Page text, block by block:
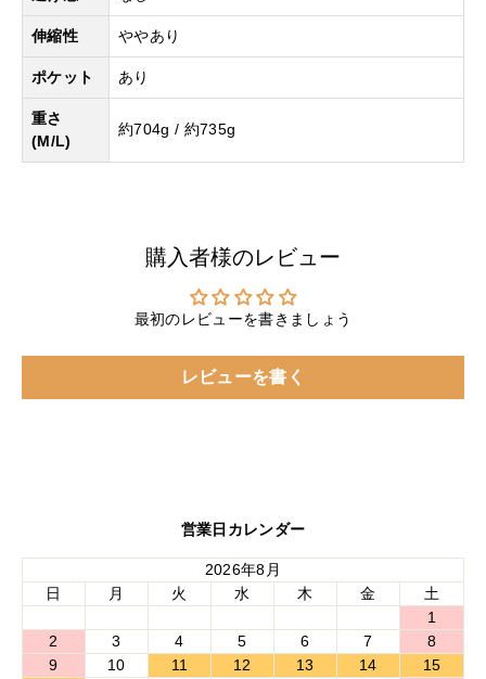
伸縮性 ややあり
ポケット あり
重さ
(M/L)
約704g / 約735g
購入者様のレビュー
最初のレビューを書きましょう
レビューを書く
営業日カレンダー
2026年8月
日
月 火 水 木 金
土
1
2
3 4 5 6 7
8
9
10 11 12 13 14
15